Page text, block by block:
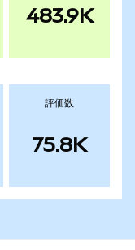
483.9K
評価数
75.8K